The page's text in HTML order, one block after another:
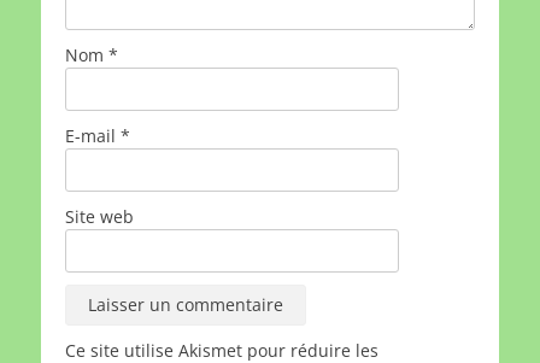
Nom *
E-mail *
Site web
Ce site utilise Akismet pour réduire les